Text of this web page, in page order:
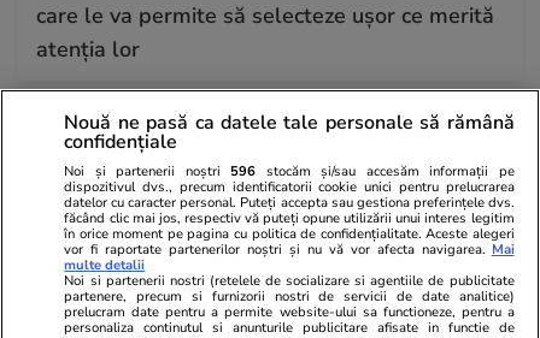
care le va permite să selecteze ușor ce merită
atenția lor
Știri România 18:49
Rezultatele Tragerilor Speciale Loto 6/49 ale
Verii din 12 iulie 2026. Numerele câștigătoare
extrase duminică
Știri România 07 iul.
Nouă ne pasă ca datele tale personale să rămână
confidențiale
Noi și partenerii noștri 596 stocăm și/sau accesăm informații pe
dispozitivul dvs., precum identificatorii cookie unici pentru prelucrarea
datelor cu caracter personal. Puteți accepta sau gestiona preferințele dvs.
făcând clic mai jos, respectiv vă puteți opune utilizării unui interes legitim
în orice moment pe pagina cu politica de confidențialitate. Aceste alegeri
vor fi raportate partenerilor noștri și nu vă vor afecta navigarea. Mai
multe detalii
Noi si partenerii nostri (retelele de socializare si agentiile de publicitate
partenere, precum si furnizorii nostri de servicii de date analitice)
prelucram date pentru a permite website-ului sa functioneze, pentru a
personaliza continutul si anunturile publicitare afisate in functie de